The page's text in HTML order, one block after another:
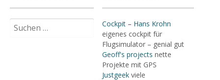
nach:
Cockpit – Hans Krohn
eigenes cockpit für
Flugsimulator – genial gut
Geoff's projects nette
Projekte mit GPS
Justgeekviele